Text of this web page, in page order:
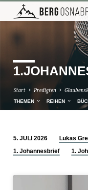
Start Predigten
THEMEN REIHEN
1.JOHANNES
13
5. JULI 2026 Lukas
1. Johannesbrief
1.